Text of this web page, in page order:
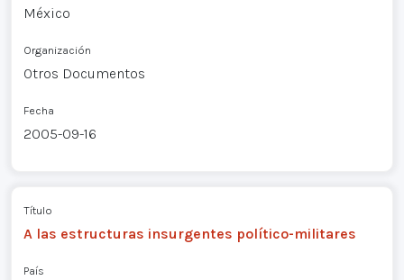
México
Organización
Otros Documentos
Fecha
2005-09-16
Título
A las estructuras insurgentes político-militares
País